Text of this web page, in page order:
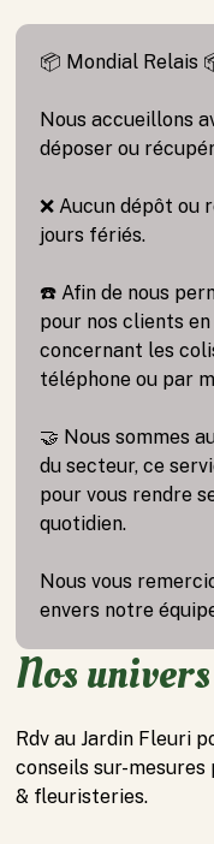
📦 Mondial Relais
Nous accueillons
déposer ou
❌ Aucun dépôt ou
jours fériés.
☎️ Afin de nous
pour nos clients
concernant les
téléphone ou par
🤝 Nous sommes
du secteur, ce
pour vous rendre
quotidien.
Nous vous
envers notre
Nos univers
Rdv au Jardin Fleuri
conseils sur-
& fleuristeries.